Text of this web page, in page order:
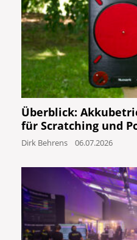
Überblick:
für Scratching und
Dirk Behrens 06.07.2026